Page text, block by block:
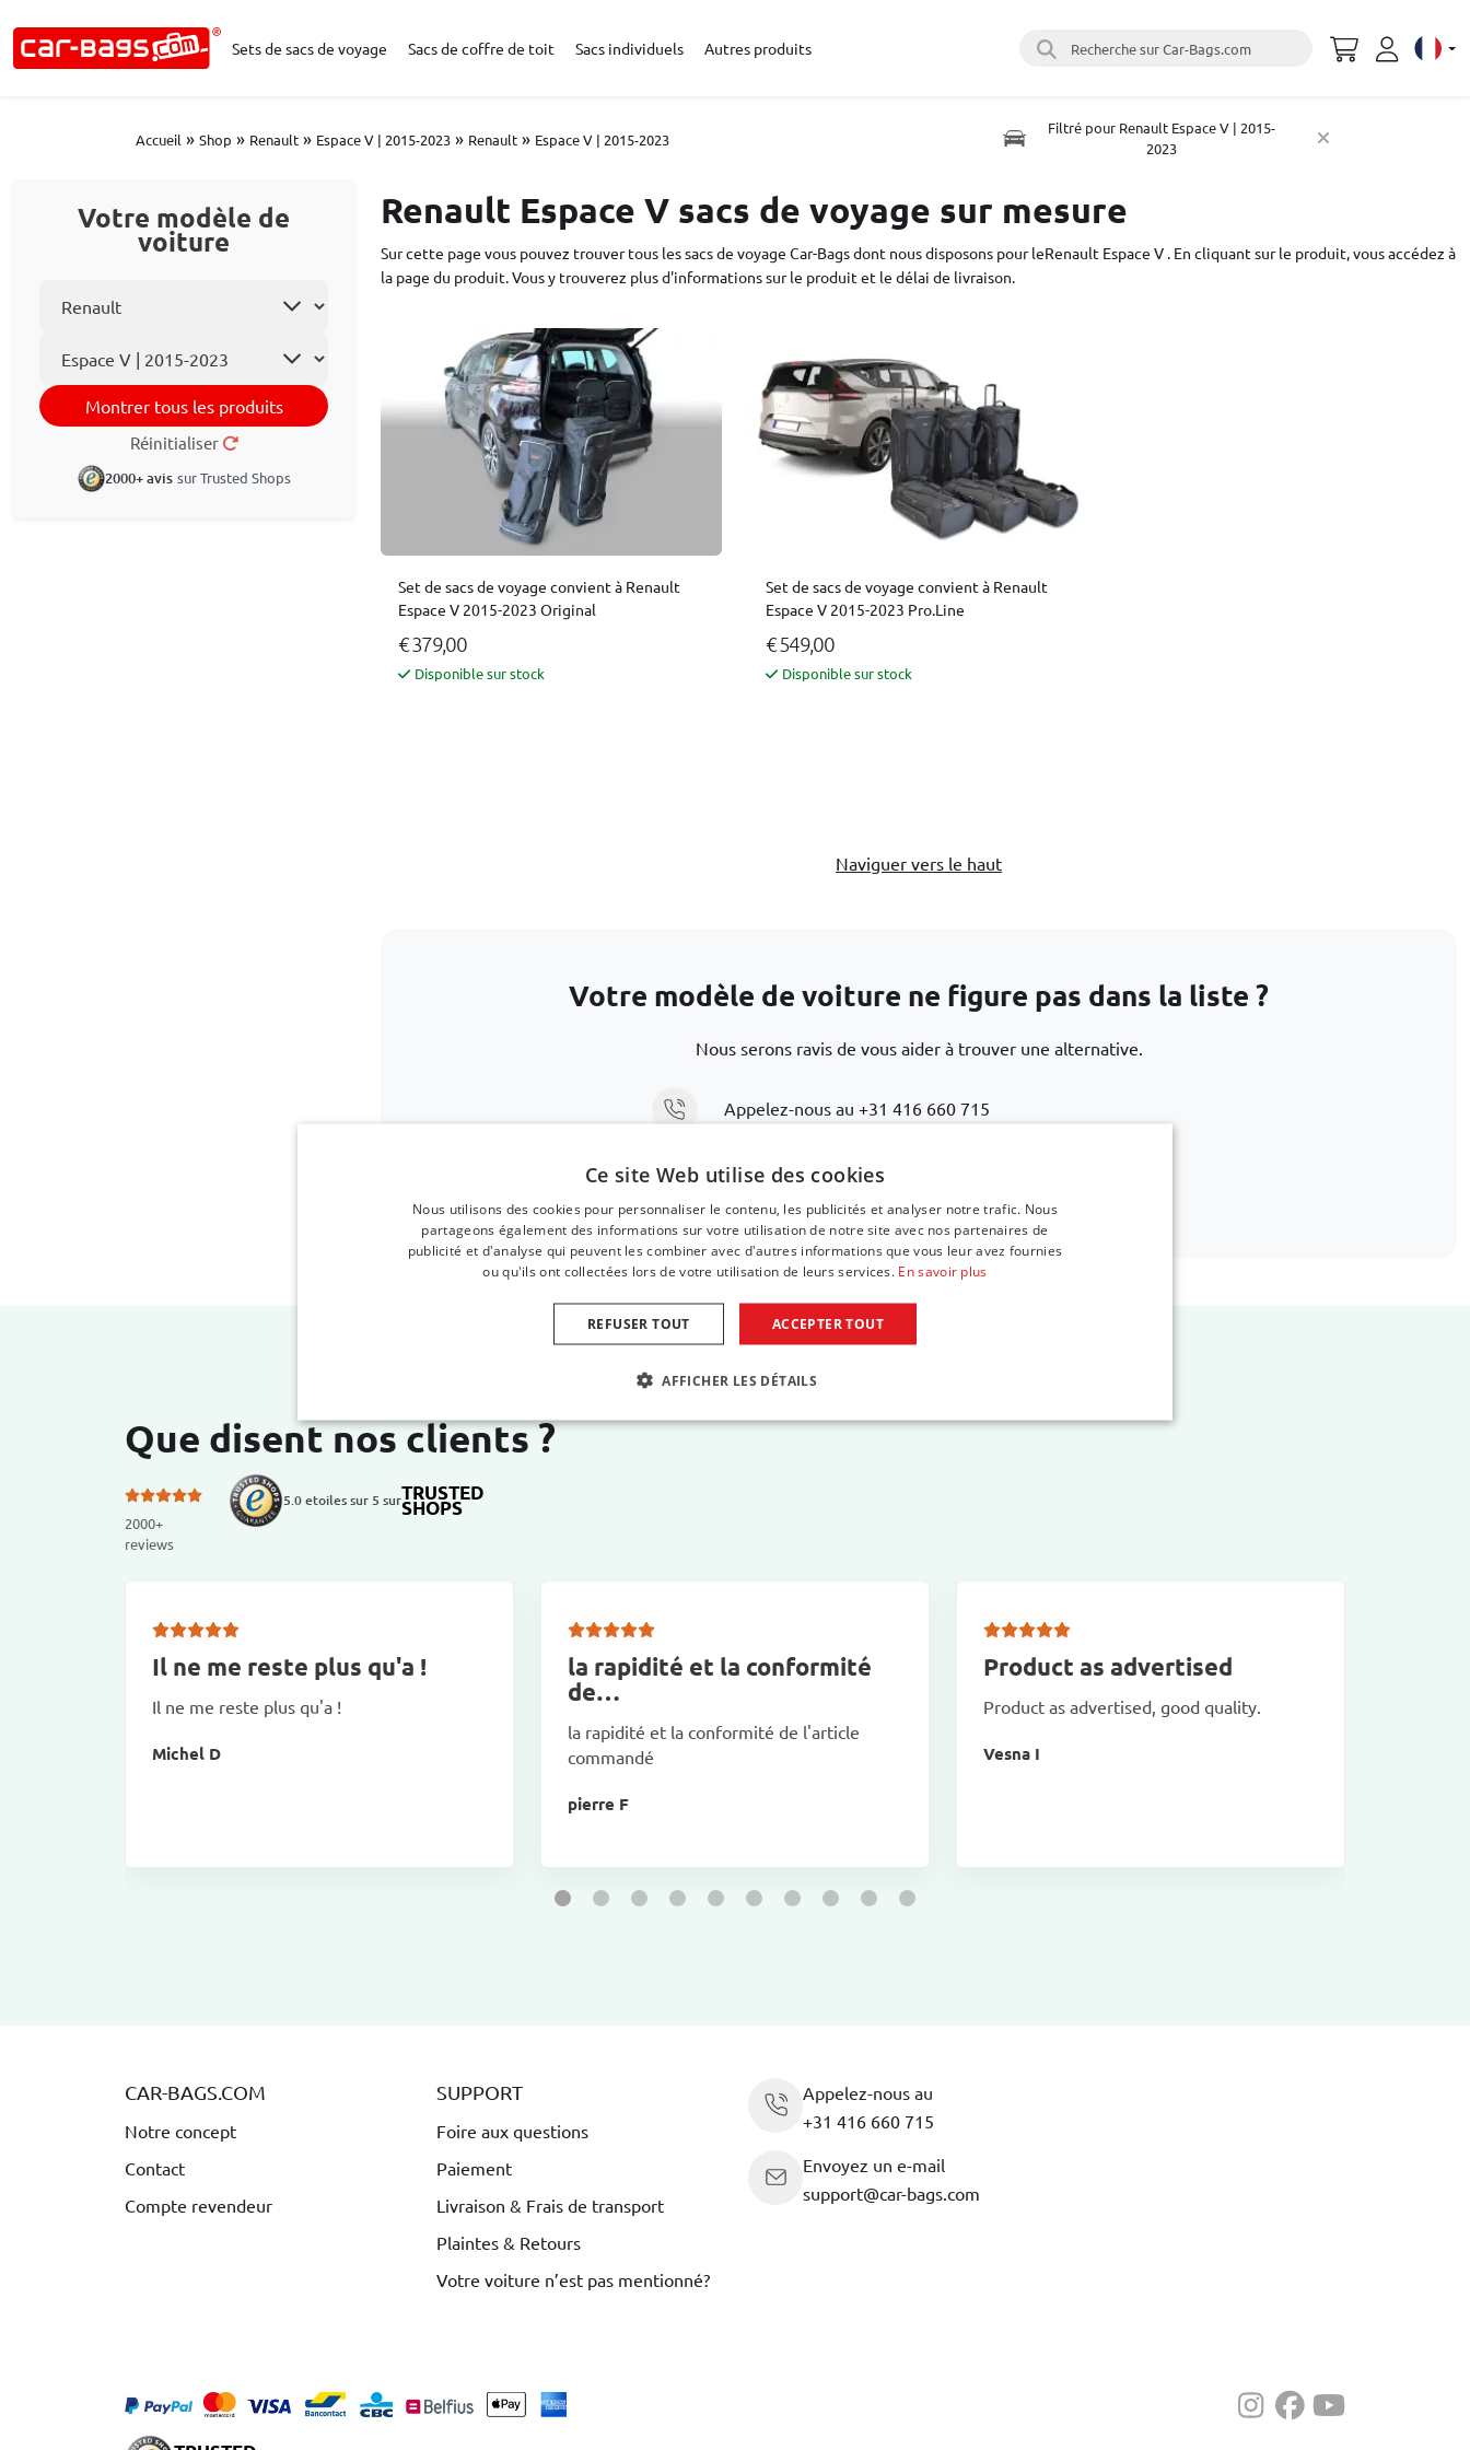
Sets de sacs de voyage Sacs de coffre de toit Sacs individuels Autres produits Recherche sur Car-Bags.com Select
Accueil » Shop » Renault » Espace V | 2015-2023 » Renault » Espace V | 2015-2023
Filtré pour Renault Espace V | 2015-
2023
Votre modèle de
voiture
Montrer tous les produits
Réinitialiser
2000+ avis sur Trusted Shops
Renault Espace V sacs de voyage sur mesure
Sur cette page vous pouvez trouver tous les sacs de voyage Car-Bags dont nous disposons pour leRenault Espace V . En cliquant sur le produit, vous accédez à
la page du produit. Vous y trouverez plus d'informations sur le produit et le délai de livraison.
Set de sacs de voyage convient à Renault
Espace V 2015-2023 Original
€ 379,00
Disponible sur stock
Set de sacs de voyage convient à Renault
Espace V 2015-2023 Pro.Line
€ 549,00
Disponible sur stock
Naviguer vers le haut
Votre modèle de voiture ne figure pas dans la liste ?
Nous serons ravis de vous aider à trouver une alternative.
Appelez-nous au +31 416 660 715
Envoyez un e-mailsupport@car-bags.com
Que disent nos clients ?
2000+
reviews
5.0 etoiles sur 5 surTRUSTED
SHOPS
Il ne me reste plus qu'a !
Il ne me reste plus qu'a !
Michel D
la rapidité et la conformité
de…
la rapidité et la conformité de l'article
commandé
pierre F
Product as advertised
Product as advertised, good quality.
Vesna I
CAR-BAGS.COM
Notre concept
Contact
Compte revendeur
SUPPORT
Foire aux questions
Paiement
Livraison & Frais de transport
Plaintes & Retours
Votre voiture n’est pas mentionné?
Appelez-nous au
+31 416 660 715
Envoyez un e-mail
support@car-bags.com
Ce site Web utilise des cookies
Nous utilisons des cookies pour personnaliser le contenu, les publicités et analyser notre trafic. Nous
partageons également des informations sur votre utilisation de notre site avec nos partenaires de
publicité et d'analyse qui peuvent les combiner avec d'autres informations que vous leur avez fournies
ou qu'ils ont collectées lors de votre utilisation de leurs services. En savoir plus
ACCEPTER TOUT
REFUSER TOUT
AFFICHER LES DÉTAILS